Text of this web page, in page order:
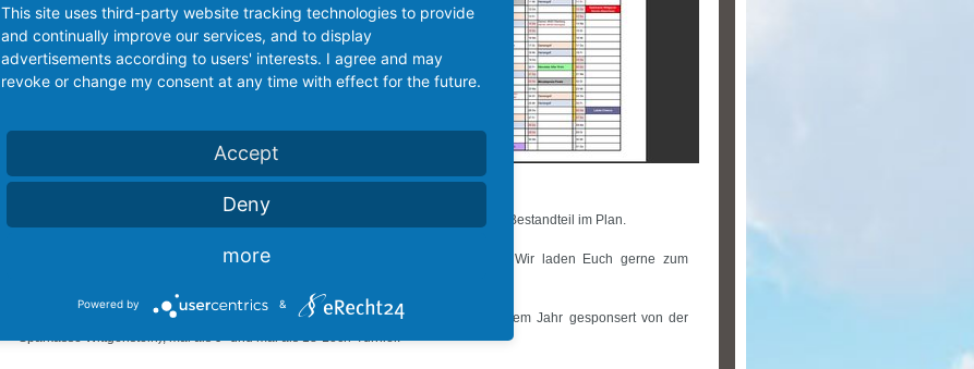
(gesponsert von der
Volksbank Wittgenstein sowie
den Handwerkern Schmidt,
Patt und Busch), Mercedes
After Work und JOKA fest.
September.
Das gemeinsame Turnier der Spielführerin und des Präsidenten ist auch ein fester Bestandteil im Plan.
Die Liga-Heimspiele sind in Rot eingetragen, die Auswärtsspiele in schwarz. Wir laden Euch gerne zum
Wöchentlich wiederkehrend finden Damen- und Herrennachmittage statt (in diesem Jahr gesponsert von der
This site uses third-party website tracking technologies to provide
and continually improve our services, and to display
advertisements according to users' interests. I agree and may
revoke or change my consent at any time with effect for the future.
Accept
Deny
more
Powered by &